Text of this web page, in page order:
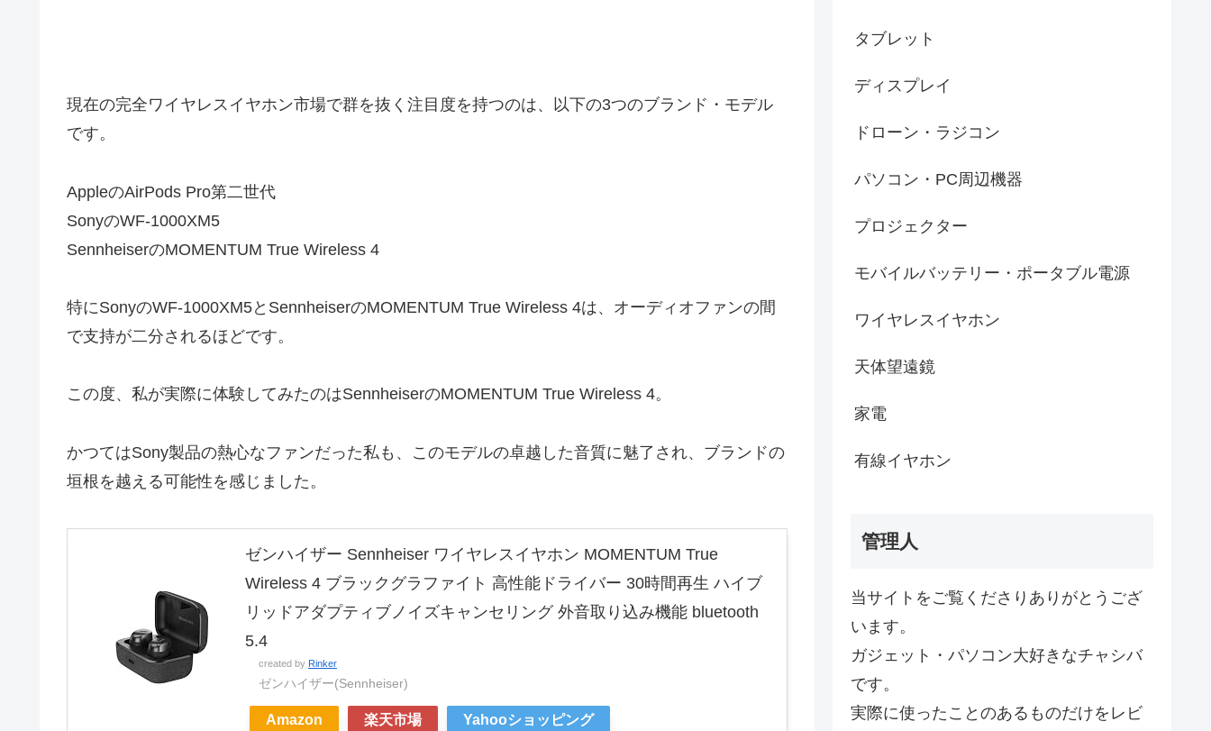
現在の完全ワイヤレスイヤホン市場で群を抜く注目度を持つのは、以下の3つのブランド・モデル
です。
AppleのAirPods Pro第二世代
SonyのWF-1000XM5
SennheiserのMOMENTUM True Wireless 4
特にSonyのWF-1000XM5とSennheiserのMOMENTUM True Wireless 4は、オーディオファンの間
で支持が二分されるほどです。
この度、私が実際に体験してみたのはSennheiserのMOMENTUM True Wireless 4。
かつてはSony製品の熱心なファンだった私も、このモデルの卓越した音質に魅了され、ブランドの
垣根を越える可能性を感じました。
ゼンハイザー Sennheiser ワイヤレスイヤホン MOMENTUM True
Wireless 4 ブラックグラファイト 高性能ドライバー 30時間再生 ハイブ
リッドアダプティブノイズキャンセリング 外音取り込み機能 bluetooth
5.4
created by Rinker
ゼンハイザー(Sennheiser)
Amazon 楽天市場 Yahooショッピング
タブレット
ディスプレイ
ドローン・ラジコン
パソコン・PC周辺機器
プロジェクター
モバイルバッテリー・ポータブル電源
ワイヤレスイヤホン
天体望遠鏡
家電
有線イヤホン
管理人
当サイトをご覧くださりありがとうござ
います。
ガジェット・パソコン大好きなチャシバ
です。
実際に使ったことのあるものだけをレビ